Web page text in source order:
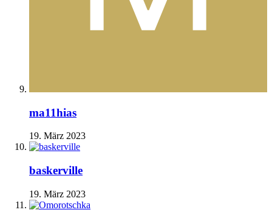
ma11hias
19. März 2023
baskerville
19. März 2023